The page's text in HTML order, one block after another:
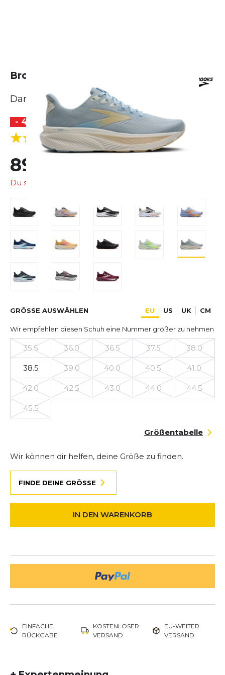
Brooks Ghost 17
Damen
- 40 %
BESTSELLER
5.0 (23 Bewertungen)
89,99 €
Du sparst
GRÖSSE AUSWÄHLEN EU US UK CM
Wir empfehlen diesen Schuh eine Nummer größer zu nehmen
35.5 36.0 36.5 37.5 38.0
38.5 39.0 40.0 40.5 41.0
42.0 42.5 43.0 44.0 44.5
45.5
Größentabelle
Wir können dir helfen, deine Größe zu finden.
FINDE DEINE GRÖSSE
IN DEN WARENKORB
EINFACHE
RÜCKGABE
KOSTENLOSER
VERSAND
EU-WEITER
VERSAND